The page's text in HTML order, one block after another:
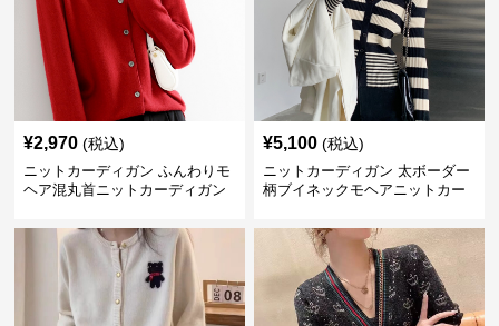
¥2,970 (税込)
ニットカーディガン ふんわりモ
ヘア混丸首ニットカーディガン
¥5,100 (税込)
ニットカーディガン 太ボーダー
柄ブイネックモヘアニットカー